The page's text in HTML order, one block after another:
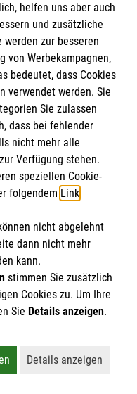
kursieren viele
überholt? Wir
ein älterer
helfen uns aber auch
und zusätzliche
zur besseren
von Werbekampagnen,
bedeutet, dass Cookies
verwendet werden. Sie
Sie zulassen
dass bei fehlender
nicht mehr alle
Verfügung stehen.
speziellen Cookie-
folgendem Link.
nicht abgelehnt
dann nicht mehr
kann.
stimmen Sie zusätzlich
Cookies zu. Um Ihre
Sie Details anzeigen.
Cookies ab
alle Cookies
Details anzeigen